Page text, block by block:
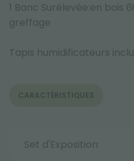
1 Banc Surélevée:en bois
greffage
Tapis humidificateurs
CARACTÉRISTIQUES
Set d'Exposition: